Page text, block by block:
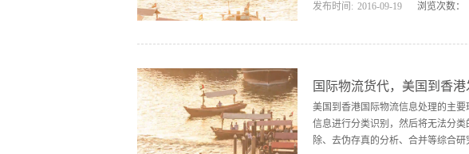
成在一起的“一体化”系统。MRP的
拉机制造厂建立第一个MRP系统后
远的影响。
发布时间: 2016-09-19 浏览次数：
国际物流货代，美国到香港
美国到香港国际物流信息处理的主
信息进行分类识别，然后将无法分
除、去伪存真的分析、合并等综合